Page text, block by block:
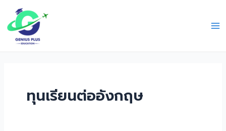
content
ทุนเรียนต่ออังกฤษ